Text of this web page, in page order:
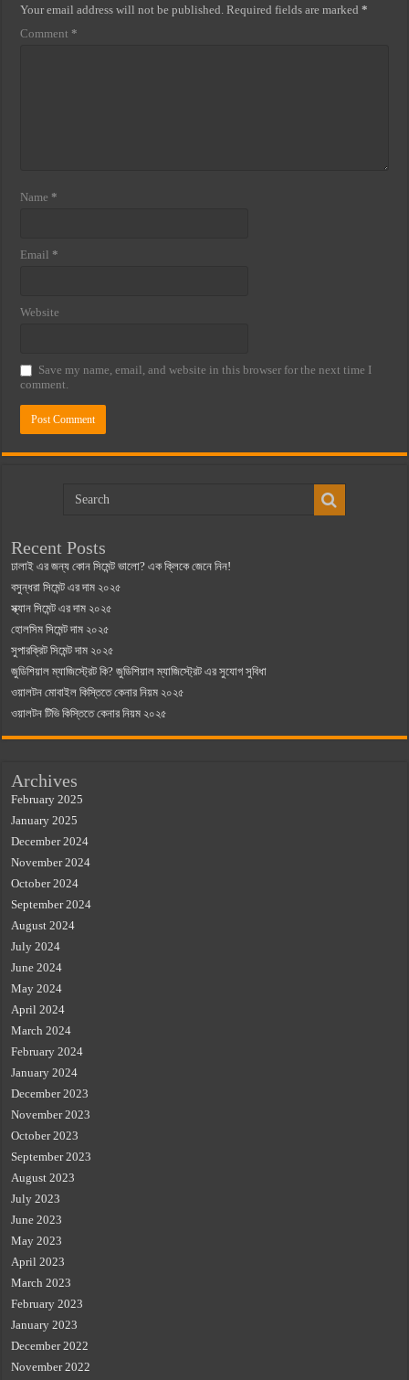
Your email address will not be published. Required fields are marked*
Comment *
Name *
Email *
Website
Save my name, email, and website in this browser for the next time I
comment.
Recent Posts
ঢালাই এর জন্য কোন সিমেন্ট ভালো? এক ক্লিকে জেনে নিন!
বসুন্ধরা সিমেন্ট এর দাম ২০২৫
স্ক্যান সিমেন্ট এর দাম ২০২৫
হোলসিম সিমেন্ট দাম ২০২৫
সুপারক্রিট সিমেন্ট দাম ২০২৫
জুডিশিয়াল ম্যাজিস্ট্রেট কি? জুডিশিয়াল ম্যাজিস্ট্রেট এর সুযোগ সুবিধা
ওয়ালটন মোবাইল কিস্তিতে কেনার নিয়ম ২০২৫
ওয়ালটন টিভি কিস্তিতে কেনার নিয়ম ২০২৫
Archives
February 2025
January 2025
December 2024
November 2024
October 2024
September 2024
August 2024
July 2024
June 2024
May 2024
April 2024
March 2024
February 2024
January 2024
December 2023
November 2023
October 2023
September 2023
August 2023
July 2023
June 2023
May 2023
April 2023
March 2023
February 2023
January 2023
December 2022
November 2022